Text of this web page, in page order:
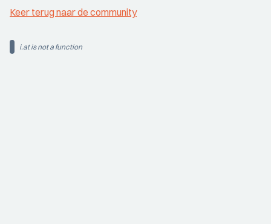
Keer terug naar de community
i.at is not a function